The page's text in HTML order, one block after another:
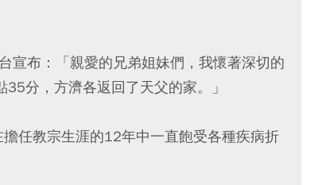
宣布：「親愛的兄弟姐妹們，我懷著深切的
分，方濟各返回了天父的家。」
任教宗生涯的12年中一直飽受各種疾病折